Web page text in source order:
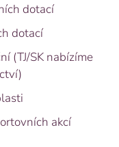
dotací
dotací
(TJ/SK nabízíme
akcí